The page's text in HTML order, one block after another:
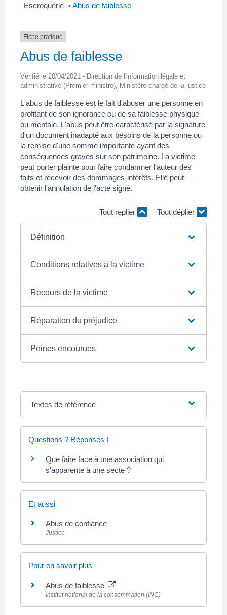
Escroquerie > Abus de faiblesse
Fiche pratique
Abus de faiblesse
Vérifié le 20/04/2021 - Direction de l'information légale et
administrative (Premier ministre), Ministère chargé de la justice
L'abus de faiblesse est le fait d'abuser une personne en
profitant de son ignorance ou de sa faiblesse physique
ou mentale. L'abus peut être caractérisé par la signature
d'un document inadapté aux besoins de la personne ou
la remise d'une somme importante ayant des
conséquences graves sur son patrimoine. La victime
peut porter plainte pour faire condamner l'auteur des
faits et recevoir des dommages-intérêts. Elle peut
obtenir l'annulation de l'acte signé.
Tout replier Tout déplier
Définition
Conditions relatives à la victime
Recours de la victime
Réparation du préjudice
Peines encourues
Textes de référence
Questions ? Réponses !
Que faire face à une association qui
s'apparente à une secte ?
Et aussi
Abus de confiance
Justice
Pour en savoir plus
Abus de faiblesse
Institut national de la consommation (INC)